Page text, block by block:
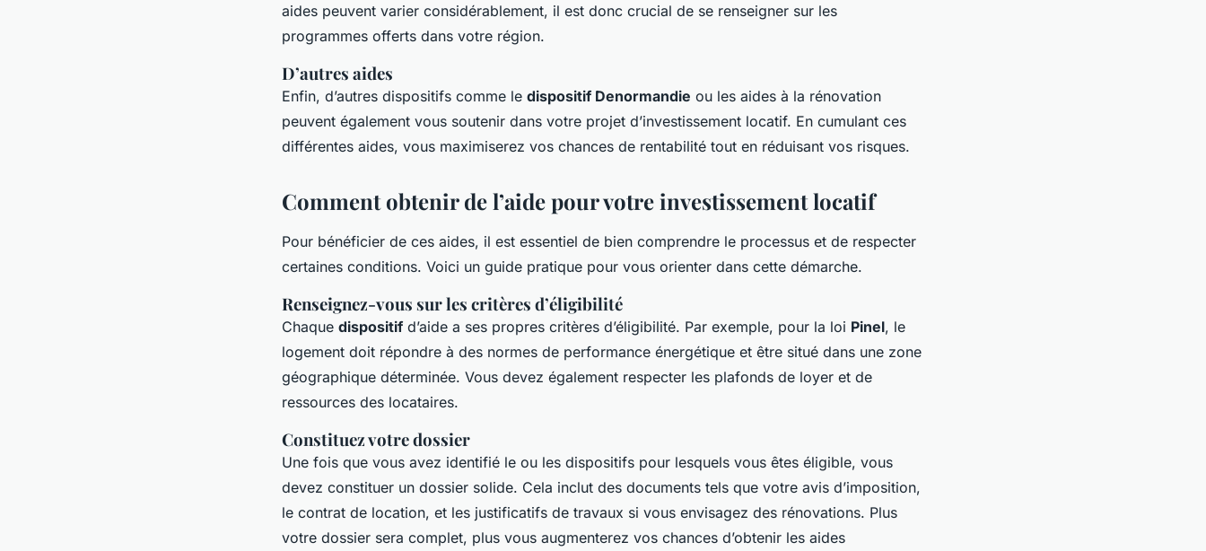
aides peuvent varier considérablement, il est donc crucial de se renseigner sur les
programmes offerts dans votre région.
D’autres aides
Enfin, d’autres dispositifs comme le dispositif Denormandie ou les aides à la rénovation
peuvent également vous soutenir dans votre projet d’investissement locatif. En cumulant ces
différentes aides, vous maximiserez vos chances de rentabilité tout en réduisant vos risques.
Comment obtenir de l’aide pour votre investissement locatif
Pour bénéficier de ces aides, il est essentiel de bien comprendre le processus et de respecter
certaines conditions. Voici un guide pratique pour vous orienter dans cette démarche.
Renseignez-vous sur les critères d’éligibilité
Chaque dispositifd’aide a ses propres critères d’éligibilité. Par exemple, pour la loi Pinel, le
logement doit répondre à des normes de performance énergétique et être situé dans une zone
géographique déterminée. Vous devez également respecter les plafonds de loyer et de
ressources des locataires.
Constituez votre dossier
Une fois que vous avez identifié le ou les dispositifs pour lesquels vous êtes éligible, vous
devez constituer un dossier solide. Cela inclut des documents tels que votre avis d’imposition,
le contrat de location, et les justificatifs de travaux si vous envisagez des rénovations. Plus
votre dossier sera complet, plus vous augmenterez vos chances d’obtenir les aides